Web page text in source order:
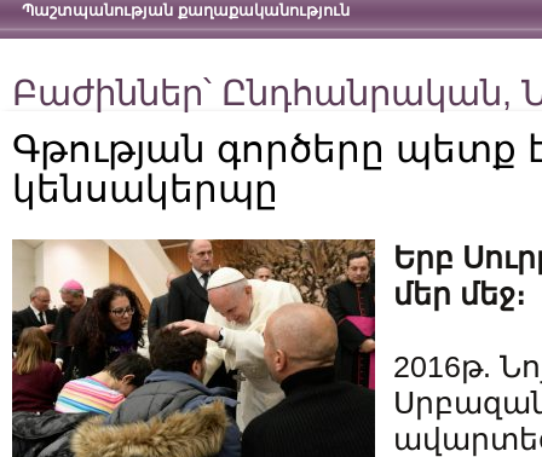
Պաշտպանության քաղաքականություն
Բաժիններ՝ Ընդհանրական,
Գթության գործերը պետք
կենսակերպը
Երբ
մեր մեջ։
2016թ.